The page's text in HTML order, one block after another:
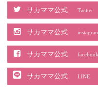
サカママ公式 Twitter
サカママ公式
サカママ公式 facebook
サカママ公式 LINE